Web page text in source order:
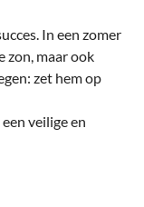
In een zomer
zon, maar ook
zet hem op
veilige en